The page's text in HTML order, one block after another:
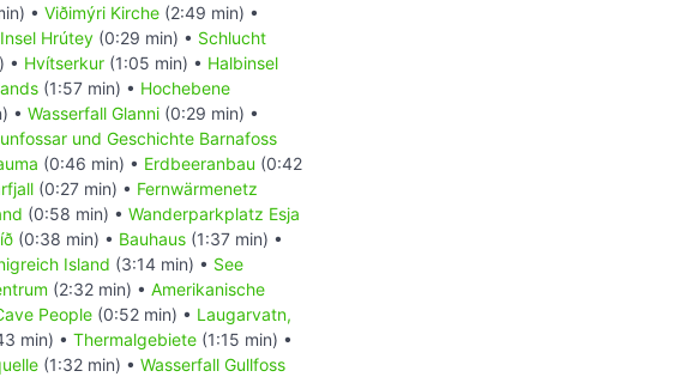
• Viðimýri Kirche (2:49 min) •
Insel Hrútey (0:29 min) • Schlucht
• Hvítserkur (1:05 min) • Halbinsel
(1:57 min) • Hochebene
• Wasserfall Glanni (0:29 min) •
und Geschichte Barnafoss
(0:46 min) • Erdbeeranbau (0:42
(0:27 min) • Fernwärmenetz
(0:58 min) • Wanderparkplatz Esja
(0:38 min) • Bauhaus (1:37 min) •
Island (3:14 min) • See
(2:32 min) • Amerikanische
People (0:52 min) • Laugarvatn,
min) • Thermalgebiete (1:15 min) •
(1:32 min) • Wasserfall Gullfoss